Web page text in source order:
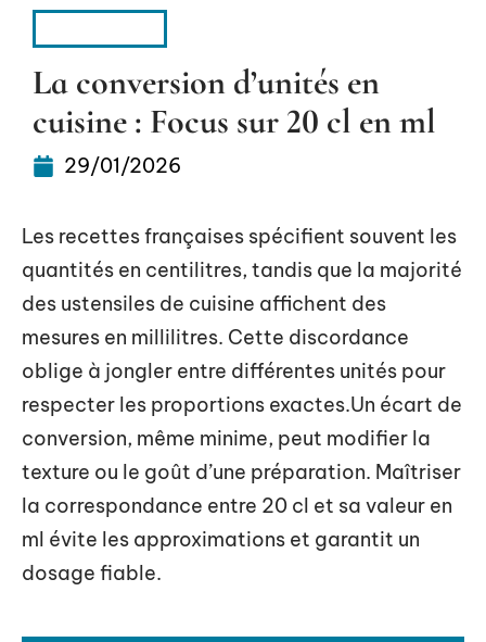
La conversion d’unités en
cuisine : Focus sur 20 cl en ml
29/01/2026
Les recettes françaises spécifient souvent les
quantités en centilitres, tandis que la majorité
des ustensiles de cuisine affichent des
mesures en millilitres. Cette discordance
oblige à jongler entre différentes unités pour
respecter les proportions exactes.Un écart de
conversion, même minime, peut modifier la
texture ou le goût d’une préparation. Maîtriser
la correspondance entre 20 cl et sa valeur en
ml évite les approximations et garantit un
dosage fiable.